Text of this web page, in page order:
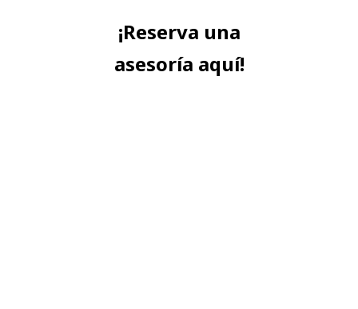
¡Reserva una
asesoría aquí!